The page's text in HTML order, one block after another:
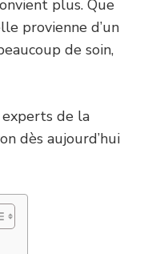
plus. Que
provienne d’un
de soin,
de la
dès aujourd’hui